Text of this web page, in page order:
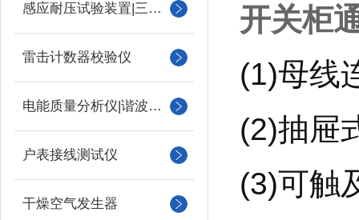
感应耐压试验装置|三倍频
雷击计数器校验仪
电能质量分析仪|谐波测试
户表接线测试仪
干燥空气发生器
开关柜
(1)母线
(2)抽屉
(3)可触